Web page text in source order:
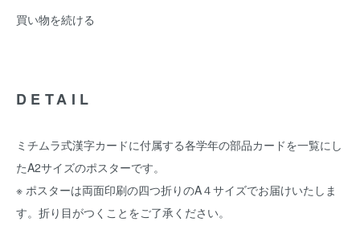
買い物を続ける
DETAIL
ミチムラ式漢字カードに付属する各学年の部品カードを一覧にし
たA2サイズのポスターです。
※ ポスターは両面印刷の四つ折りのA４サイズでお届けいたしま
す。 折り目がつくことをご了承ください。